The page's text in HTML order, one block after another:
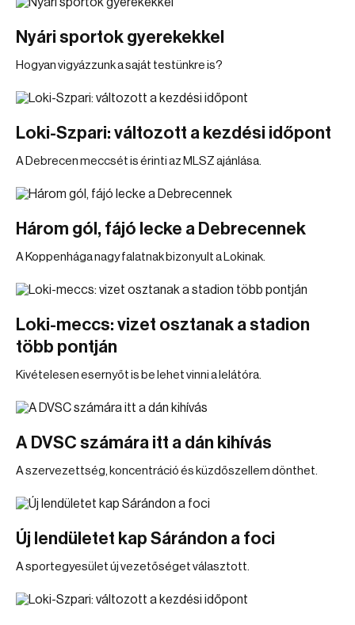
Nyári sportok gyerekekkel
Hogyan vigyázzunk a saját testünkre is?
Loki-Szpari: változott a kezdési időpont
A Debrecen meccsét is érinti az MLSZ ajánlása.
Három gól, fájó lecke a Debrecennek
A Koppenhága nagy falatnak bizonyult a Lokinak.
Loki-meccs: vizet osztanak a stadion
több pontján
Kivételesen esernyőt is be lehet vinni a lelátóra.
A DVSC számára itt a dán kihívás
A szervezettség, koncentráció és küzdőszellem dönthet.
Új lendületet kap Sárándon a foci
A sportegyesület új vezetőséget választott.